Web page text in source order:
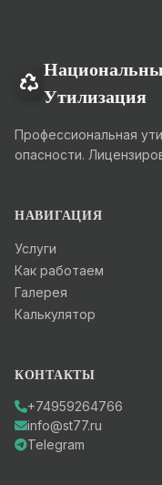
Утилизация
Профессиональная
опасности.
НАВИГАЦИЯ
Услуги
Как работаем
Галерея
Калькулятор
КОНТАКТЫ
+74959264766
info@st77.ru
Telegram